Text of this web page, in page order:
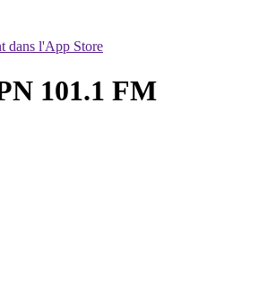
dans l'App Store
101.1 FM